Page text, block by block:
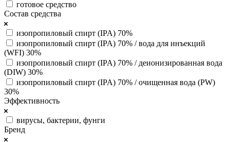
готовое средство
Состав средства
изопропиловый спирт (IPA) 70%
изопропиловый спирт (IPA) 70% / вода для инъекций
(WFI) 30%
изопропиловый спирт (IPA) 70% / деионизированная вода
(DIW) 30%
изопропиловый спирт (IPA) 70% / очищенная вода (PW)
30%
Эффективность
вирусы, бактерии, фунги
Бренд